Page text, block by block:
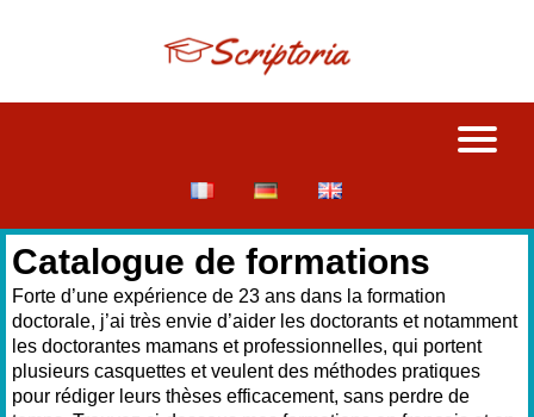
Catalogue de formations
Forte d’une expérience de 23 ans dans la formation
doctorale, j’ai très envie d’aider les doctorants et notamment
les doctorantes mamans et professionnelles, qui portent
plusieurs casquettes et veulent des méthodes pratiques
pour rédiger leurs thèses efficacement, sans perdre de